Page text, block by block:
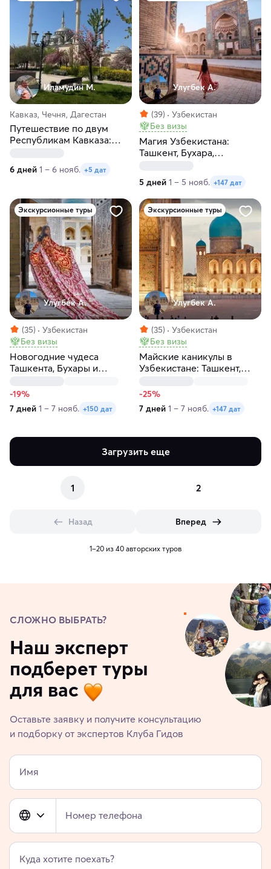
Иламудин М.
Кавказ, Чечня, Дагестан
Путешествие по двум
Республикам Кавказа:
6 дней 1 – 6 нояб. +5 дат
Улугбек А.
(39)
Узбекистан
Без визы
Магия Узбекистана:
Ташкент, Бухара,
5 дней 1 – 5 нояб. +147 дат
Экскурсионные туры
Улугбек А.
(35)
Узбекистан
Без визы
Новогодние чудеса
Ташкента, Бухары и
-19%
7 дней 1 – 7 нояб. +150 дат
Экскурсионные туры
Улугбек А.
(35)
Узбекистан
Без визы
Майские каникулы в
Узбекистане: Ташкент,
-25%
7 дней 1 – 7 нояб. +147 дат
Загрузить еще
1 2
Назад Вперед
1–20 из 40 авторских туров
СЛОЖНО ВЫБРАТЬ?
Наш эксперт
подберет туры
для вас
Оставьте заявку и получите консультацию
и подборку от экспертов Клуба Гидов
Имя
Номер телефона
Куда хотите поехать?